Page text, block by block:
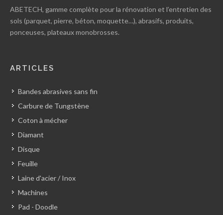
ABETECH, gamme complète pour la rénovation et l’entretien des
sols (parquet, pierre, béton, moquette…), abrasifs, produits,
ponceuses, plateaux monobrosses.
ARTICLES
Bandes abrasives sans fin
Carbure de Tungstène
Coton à mécher
Diamant
Disque
Feuille
Laine d'acier / Inox
Machines
Pad - Doodle